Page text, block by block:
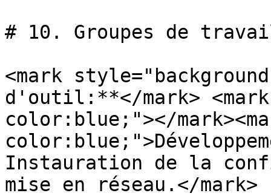
# 10. Groupes de
<mark
d'outil:**</mark>
color:blue;"></
Instauration de la
mise en réseau.</mark>